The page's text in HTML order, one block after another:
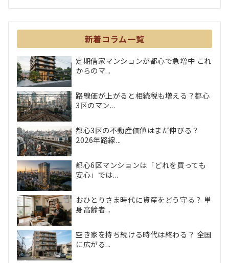
新着コラム一覧
定期借家マンションが都心で急増中 これ
からのマ...
路線価が上がると相続税も増える？都心
3区のマン...
都心3区の不動産価値はまだ伸びる？
2026年路線...
都心6区マンションは「どれを買っても
安心」では...
おひとりさま時代に資産をどう守る？ 単
身高齢者...
空き家を持ち続ける時代は終わる？ 全国
に広がる...